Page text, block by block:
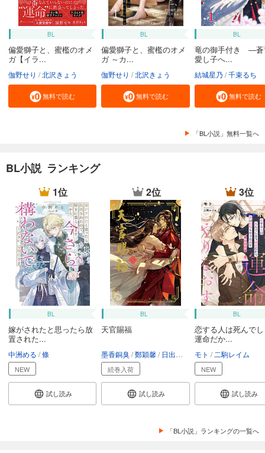
BL
偏愛獅子と、蜜檻のオメ
ガ【イラ...
伽野せり 北沢きょう
無料で読む
BL
偏愛獅子と、蜜檻のオメ
ガ ～カ...
伽野せり 北沢きょう
無料で読む
BL
竜の御手付き ―蒼
愛し子へ...
結城星乃 千束るち
無料で読む
「BL小説」無料一覧へ
BL小説 ランキング
1位
BL
嫁がされたと思ったら放
置された...
中洲める 條
NEW
試し読み
2位
BL
天官賜福
墨香銅臭 鄭穎馨 日出的小太陽
続巻入荷
試し読み
3位
BL
恋する人は死んで
運命だか...
モト 二駒レイム
NEW
試し読み
「BL小説」ランキングの一覧へ